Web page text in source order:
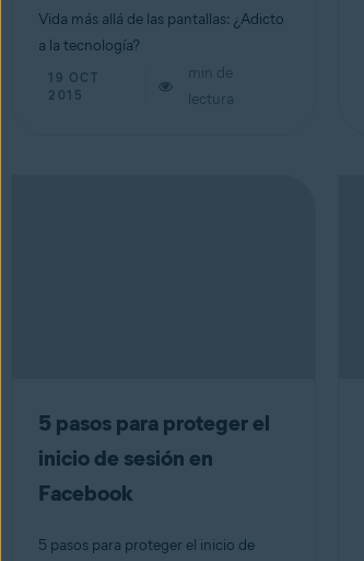
Vida más allá de las pantallas: ¿Adicto
a la tecnología?
19 OCT
2015
min de
lectura
5 pasos para proteger el
inicio de sesión en
Facebook
5 pasos para proteger el inicio de